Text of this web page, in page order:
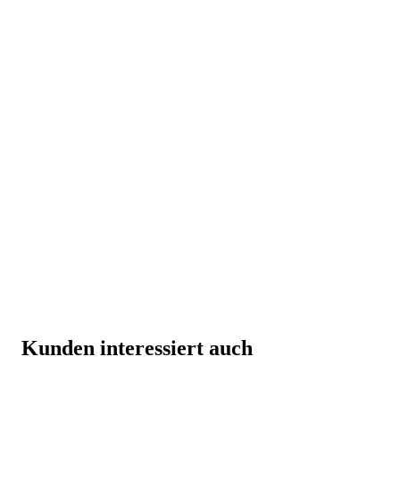
Kunden interessiert auch